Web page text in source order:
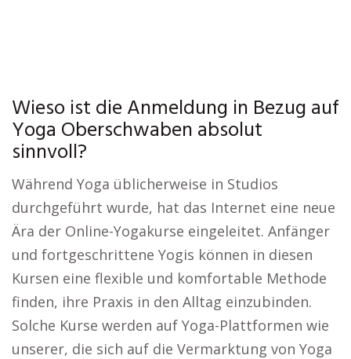
Wieso ist die Anmeldung in Bezug auf
Yoga Oberschwaben absolut
sinnvoll?
Während Yoga üblicherweise in Studios
durchgeführt wurde, hat das Internet eine neue
Ära der Online-Yogakurse eingeleitet. Anfänger
und fortgeschrittene Yogis können in diesen
Kursen eine flexible und komfortable Methode
finden, ihre Praxis in den Alltag einzubinden.
Solche Kurse werden auf Yoga-Plattformen wie
unserer, die sich auf die Vermarktung von Yoga